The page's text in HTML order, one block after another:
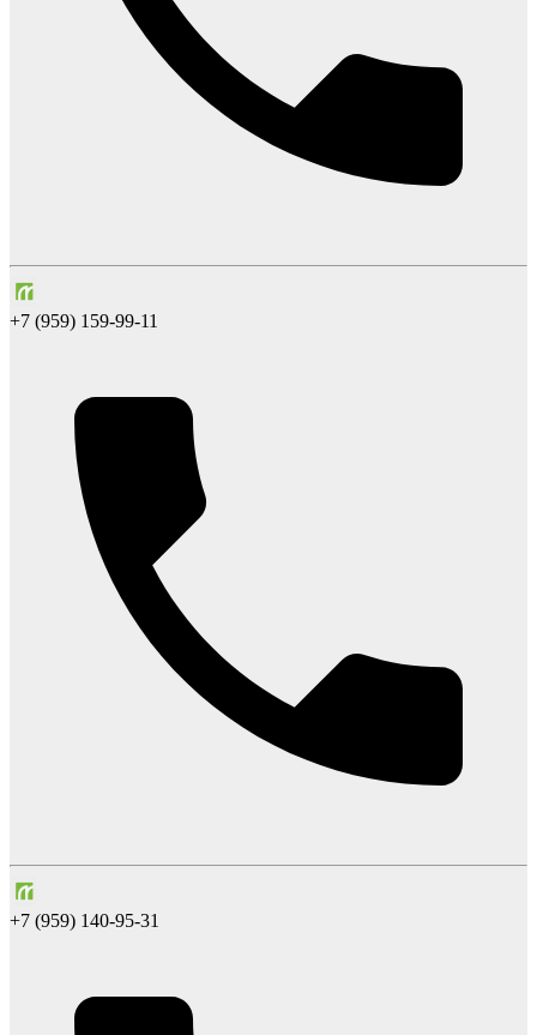
+7 (959) 159-99-11
+7 (959) 140-95-31